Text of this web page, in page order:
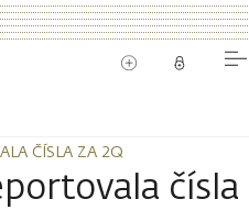
ČÍSLA ZA 2Q
ČÍSLA ZA 2Q
čísla